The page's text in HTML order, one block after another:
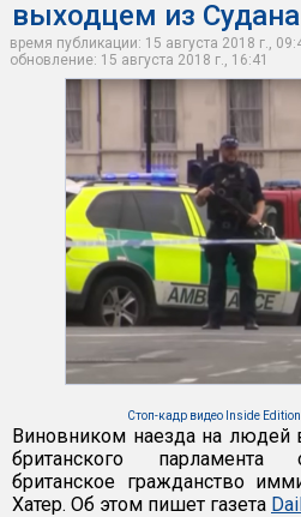
выходцем из Судана
время публикации: 15 августа 2018 г.,
обновление: 15 августа 2018 г., 16:41
Стоп-кадр видео Inside
Виновником наезда на людей
британского парламента
британское гражданство
Хатер. Об этом пишет газета